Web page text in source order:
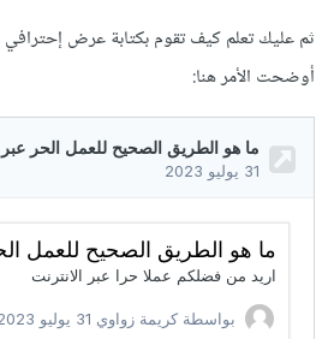
ثم عليك تعلم كيف تقوم بكتابة عرض إحترافي
أوضحت الأمر هنا: